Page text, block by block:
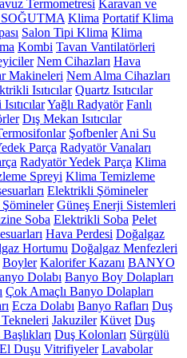
Termometresi Karavan ve
Klima Portatif Klima
Salon Tipi Klima Klima
Kombi Tavan Vantilatörleri
Nem Cihazları Hava
Makineleri Nem Alma Cihazları
Isıtıcılar Quartz Isıtıcılar
Yağlı Radyatör Fanlı
Dış Mekan Isıtıcılar
Şofbenler Ani Su
Parça Radyatör Vanaları
Radyatör Yedek Parça Klima
Spreyi Klima Temizleme
Elektrikli Şömineler
Şömineler Güneş Enerji Sistemleri
Soba Elektrikli Soba Pelet
Hava Perdesi Doğalgaz
Hortumu Doğalgaz Menfezleri
Boyler Kalorifer Kazanı BANYO
Dolabı Banyo Boy Dolapları
Çok Amaçlı Banyo Dolapları
Ecza Dolabı Banyo Rafları Duş
Jakuziler Küvet Duş
Duş Kolonları Sürgülü
El Duşu Vitrifiyeler Lavabolar